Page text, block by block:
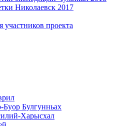
Николаевск 2017
участников проекта
Буор Булгунньах
Харысхал